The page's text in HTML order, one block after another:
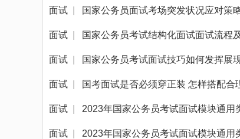
面试 国家公务员面试考场突发状况应对策
面试 国家公务员考试结构化面试面试流程
面试 国家公务员考试面试技巧如何发挥展
面试 国考面试是否必须穿正装 怎样搭配合
面试 2023年国家公务员考试面试模块通用
面试 2023年国家公务员考试面试模块通用